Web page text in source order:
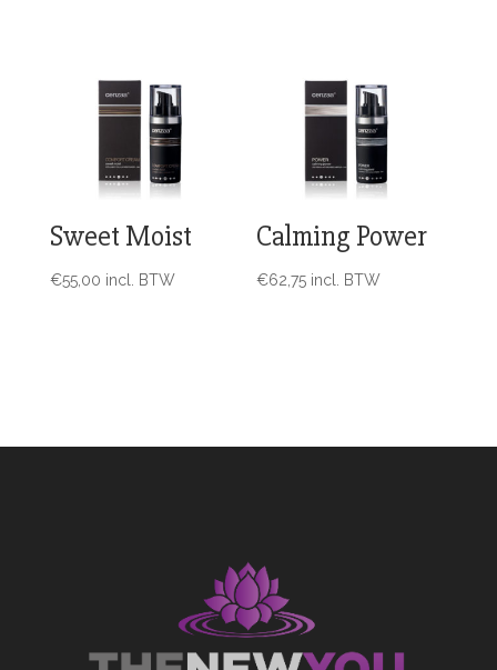
Sweet Moist
€55,00 incl. BTW
Calming Power
€62,75 incl. BTW